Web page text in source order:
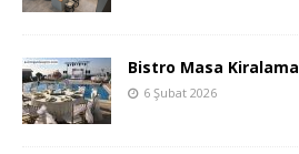
Bistro Masa Kiralama
6 Şubat 2026